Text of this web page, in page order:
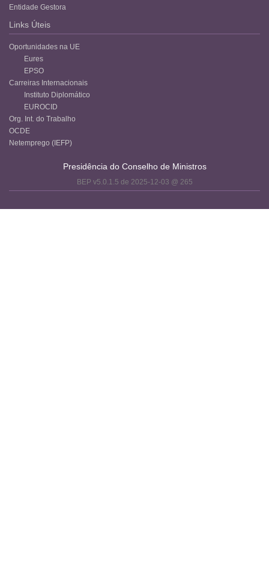
Entidade Gestora
Links Úteis
Oportunidades na UE
Eures
EPSO
Carreiras Internacionais
Instituto Diplomático
EUROCID
Org. Int. do Trabalho
OCDE
Netemprego (IEFP)
Presidência do Conselho de Ministros
BEP v5.0.1.5 de 2025-12-03 @ 265